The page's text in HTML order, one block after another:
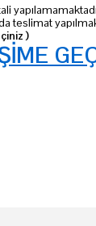
teslimat
)